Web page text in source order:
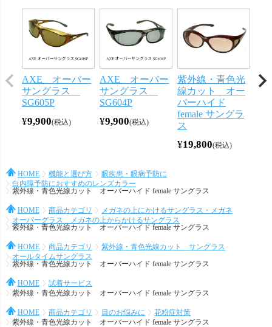
AXE オーバー
サングラス
SG605P
¥9,900 税込
AXE オーバー
サングラス
SG604P
¥9,900 税込
紫外線・青色光
線カット オー
バーハイド
female サングラ
ス
¥19,800 税込
HOME 機能と選び方
眼疾患・眼病予防に
白内障予防におすすめのレンズカラー
紫外線・青色光線カット オーバーハイド female サングラス
HOME 商品カテゴリ
メガネの上にかけるサングラス・メガネ
オーバーグラス メガネの上からかけるサングラス
紫外線・青色光線カット オーバーハイド female サングラス
HOME 商品カテゴリ
紫外線・青色光線カット サングラス
オールタイムサングラス
紫外線・青色光線カット オーバーハイド female サングラス
HOME
試着サービス
紫外線・青色光線カット オーバーハイド female サングラス
HOME 商品カテゴリ 目のお悩みに
花粉症対策
紫外線・青色光線カット オーバーハイド female サングラス